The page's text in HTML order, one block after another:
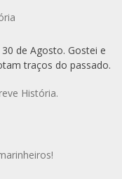
de Agosto. Gostei e
traços do passado.
História.